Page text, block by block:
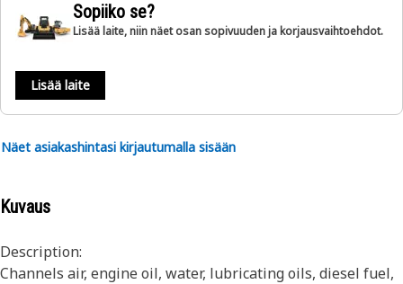
Sopiiko se?
Lisää laite, niin näet osan sopivuuden ja korjausvaihtoehdot.
Lisää laite
Näet asiakashintasi kirjautumalla sisään
Kuvaus
Description:
Channels air, engine oil, water, lubricating oils, diesel fuel,